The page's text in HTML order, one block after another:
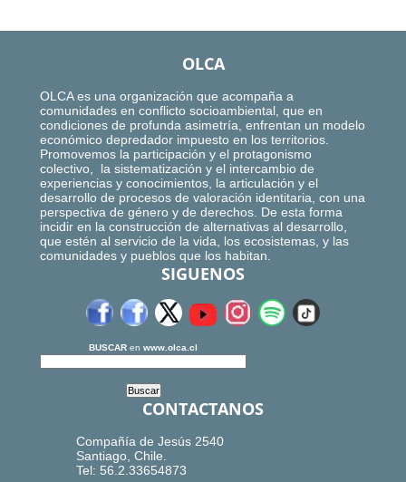
OLCA
OLCA es una organización que acompaña a
comunidades en conflicto socioambiental, que en
condiciones de profunda asimetría, enfrentan un modelo
económico depredador impuesto en los territorios.
Promovemos la participación y el protagonismo
colectivo, la sistematización y el intercambio de
experiencias y conocimientos, la articulación y el
desarrollo de procesos de valoración identitaria, con una
perspectiva de género y de derechos. De esta forma
incidir en la construcción de alternativas al desarrollo,
que estén al servicio de la vida, los ecosistemas, y las
comunidades y pueblos que los habitan.
SIGUENOS
BUSCAR en www.olca.cl
CONTACTANOS
Compañía de Jesús 2540
Santiago, Chile.
Tel: 56.2.33654873